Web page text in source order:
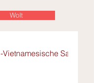
Wolt
-Vietnamesische Salate